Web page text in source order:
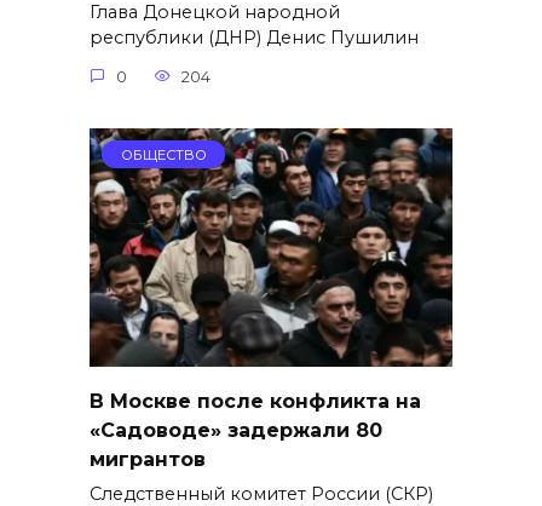
Глава Донецкой народной
республики (ДНР) Денис Пушилин
0 204
ОБЩЕСТВО
В Москве после конфликта на
«Садоводе» задержали 80
мигрантов
Следственный комитет России (СКР)